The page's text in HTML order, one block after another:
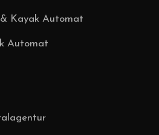
Kayak Automat
Automat